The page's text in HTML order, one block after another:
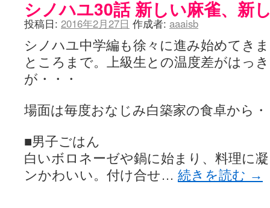
シノハユ30話 新しい麻雀、新
投稿日: 2016年2月27日 作成者: aaaisb
シノハユ中学編も徐々に進み始めてき
ところまで。上級生との温度差がはっ
が・・・
場面は毎度おなじみ白築家の食卓から
■男子ごはん
白いボロネーゼや鍋に始まり、料理に
ンかわいい。付け合せ… 続きを読む →